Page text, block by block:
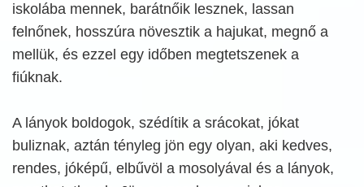
iskolába mennek, barátnőik lesznek, lassan
felnőnek, hosszúra növesztik a hajukat, megnő a
mellük, és ezzel egy időben megtetszenek a
fiúknak.
A lányok boldogok, szédítik a srácokat, jókat
buliznak, aztán tényleg jön egy olyan, aki kedves,
rendes, jóképű, elbűvöl a mosolyával és a lányok,